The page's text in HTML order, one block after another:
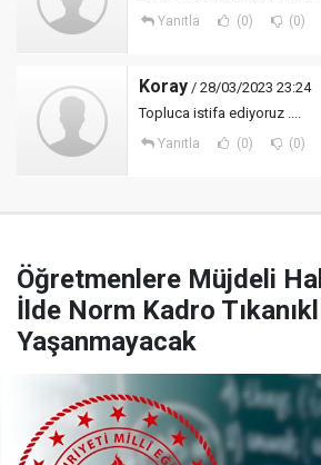
Yanıtla (0) (0)
Koray / 28/03/2023 23:24
Topluca istifa ediyoruz ....
Yanıtla (0) (0)
Öğretmenlere Müjdeli
İlde Norm Kadro
Yaşanmayacak